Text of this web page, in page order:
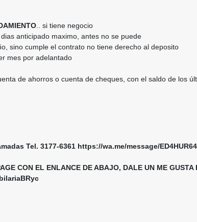
.. si tiene negocio
anticipado maximo, antes no se puede
sino cumple el contrato no tiene derecho al deposito
mes por adelantado
de ahorros o cuenta de cheques, con el saldo de los
Tel. 3177-6361 https://wa.me/message/
CON EL ENLANCE DE ABAJO, DALE UN ME